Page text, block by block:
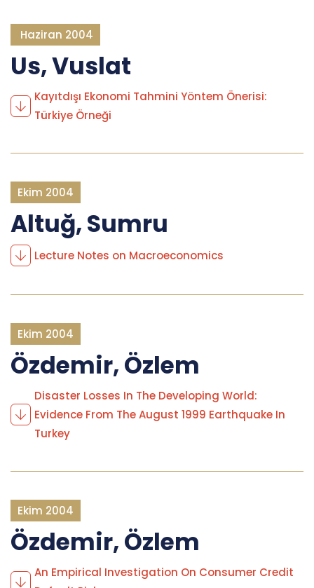
Haziran 2004
Us, Vuslat
Kayıtdışı Ekonomi Tahmini Yöntem Önerisi:
Türkiye Örneği
Ekim 2004
Altuğ, Sumru
Lecture Notes on Macroeconomics
Ekim 2004
Özdemir, Özlem
Disaster Losses In The Developing World:
Evidence From The August 1999 Earthquake In
Turkey
Ekim 2004
Özdemir, Özlem
An Empirical Investigation On Consumer Credit